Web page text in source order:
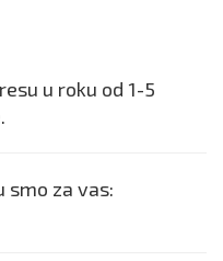
u roku od 1-5
smo za vas: